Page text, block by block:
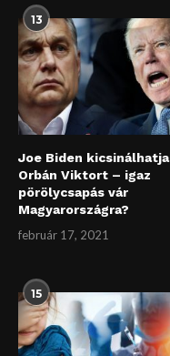
13
Joe Biden kicsinálhatja
Orbán Viktort – igaz
pörölycsapás vár
Magyarországra?
február 17, 2021
15